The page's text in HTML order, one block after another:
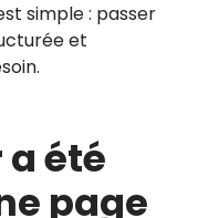
simple : passer
et
été
page